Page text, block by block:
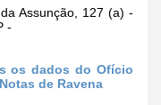
Assunção, 127 (a) -
-
os dados do Ofício
de Ravena